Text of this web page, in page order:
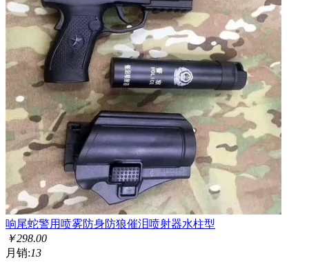
响尾蛇警用喷雾防身防狼催泪喷射器水柱型
￥298.00
月销:13